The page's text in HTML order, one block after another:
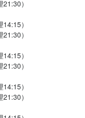
）
）
）
）
）
）
）